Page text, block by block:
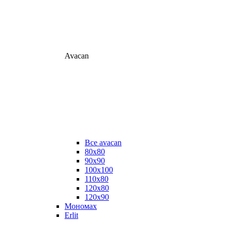
Avacan
Все avacan
80х80
90х90
100х100
110х80
120х80
120х90
Мономах
Erlit